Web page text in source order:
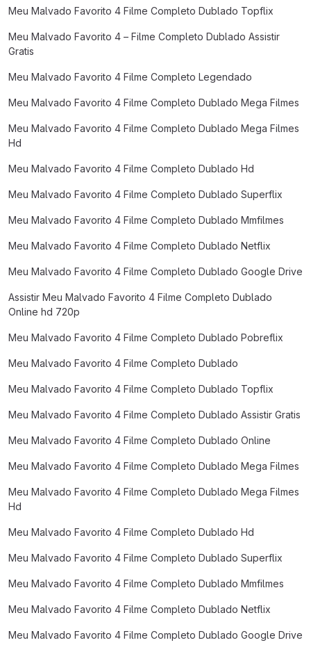
Meu Malvado Favorito 4 Filme Completo Dublado Topflix
Meu Malvado Favorito 4 – Filme Completo Dublado Assistir
Gratis
Meu Malvado Favorito 4 Filme Completo Legendado
Meu Malvado Favorito 4 Filme Completo Dublado Mega Filmes
Meu Malvado Favorito 4 Filme Completo Dublado Mega Filmes
Hd
Meu Malvado Favorito 4 Filme Completo Dublado Hd
Meu Malvado Favorito 4 Filme Completo Dublado Superflix
Meu Malvado Favorito 4 Filme Completo Dublado Mmfilmes
Meu Malvado Favorito 4 Filme Completo Dublado Netflix
Meu Malvado Favorito 4 Filme Completo Dublado Google Drive
Assistir Meu Malvado Favorito 4 Filme Completo Dublado
Online hd 720p
Meu Malvado Favorito 4 Filme Completo Dublado Pobreflix
Meu Malvado Favorito 4 Filme Completo Dublado
Meu Malvado Favorito 4 Filme Completo Dublado Topflix
Meu Malvado Favorito 4 Filme Completo Dublado Assistir Gratis
Meu Malvado Favorito 4 Filme Completo Dublado Online
Meu Malvado Favorito 4 Filme Completo Dublado Mega Filmes
Meu Malvado Favorito 4 Filme Completo Dublado Mega Filmes
Hd
Meu Malvado Favorito 4 Filme Completo Dublado Hd
Meu Malvado Favorito 4 Filme Completo Dublado Superflix
Meu Malvado Favorito 4 Filme Completo Dublado Mmfilmes
Meu Malvado Favorito 4 Filme Completo Dublado Netflix
Meu Malvado Favorito 4 Filme Completo Dublado Google Drive